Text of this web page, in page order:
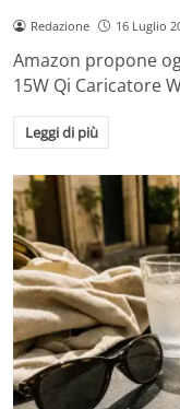
Redazione 16 Luglio
Amazon propone
15W Qi Caricatore
Leggi di più